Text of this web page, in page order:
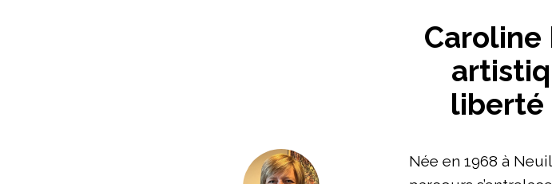
Caroline
liberté
Née en 1968 à